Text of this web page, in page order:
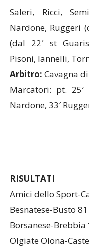
Saleri, Ricci,
Nardone, Ruggeri
(dal 22′ st
Pisoni, Iannelli,
Arbitro:Cavagna
Marcatori: pt. 25′
Nardone, 33′
Amici dello Sport-
Besnatese-Busto
Borsanese-Brebbia
Olgiate Olona-
Rasa-Gorla2-2